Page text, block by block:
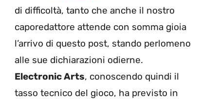
di difficoltà, tanto che anche il nostro
caporedattore attende con somma gioia
l’arrivo di questo post, stando perlomeno
alle sue dichiarazioni odierne.
Electronic Arts, conoscendo quindi il
tasso tecnico del gioco, ha previsto in